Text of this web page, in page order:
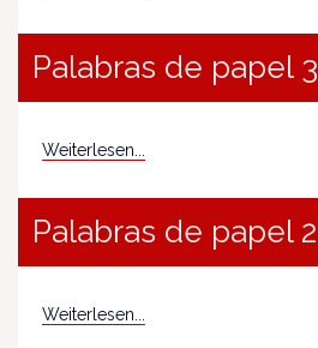
Palabras de papel 3
Weiterlesen...
Palabras de papel 2
Weiterlesen...